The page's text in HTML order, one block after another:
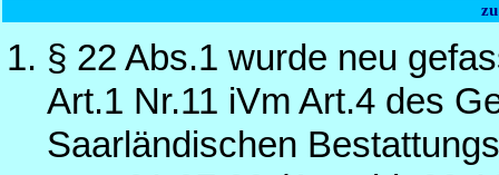
§ 22 Abs.1 wurde neu
Art.1 Nr.11 iVm Art.4 des
Saarländischen